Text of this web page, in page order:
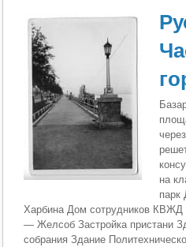
на
парк
Харбина Дом сотрудников КВЖД
— Желсоб Застройка пристани
собрания Здание